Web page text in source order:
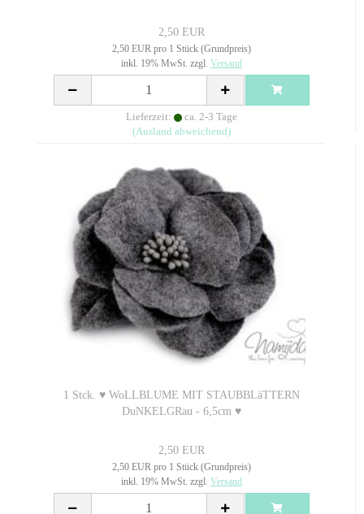
2,50 EUR
2,50 EUR pro 1 Stück (Grundpreis)
inkl. 19% MwSt. zzgl. Versand
Lieferzeit:
ca. 2-3 Tage
(Ausland abweichend)
1 Stck. ♥ WoLLBLUME MIT STAUBBLäTTERN
DuNKELGRau - 6,5cm ♥
2,50 EUR
2,50 EUR pro 1 Stück (Grundpreis)
inkl. 19% MwSt. zzgl. Versand